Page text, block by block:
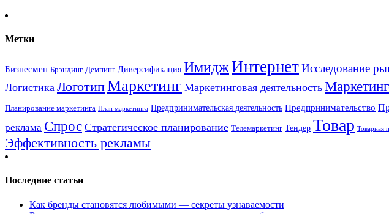
Метки
Бизнесмен Брэндинг Демпинг Диверсификация ИмиджИнтернетИсследование
Логистика ЛоготипМаркетинг Маркетинговая деятельность
Планирование маркетинга План маркетинга Предпринимательская деятельность Предпринимательство
реклама Спрос Стратегическое планирование Телемаркетинг Тендер Товар Товарная
Эффективность рекламы
Последние статьи
Как бренды становятся любимыми — секреты узнаваемости